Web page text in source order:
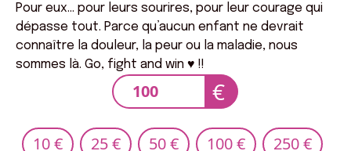
Pour eux… pour leurs sourires, pour leur courage qui
dépasse tout. Parce qu’aucun enfant ne devrait
connaître la douleur, la peur ou la maladie, nous
sommes là. Go, fight and win ♥️ !!